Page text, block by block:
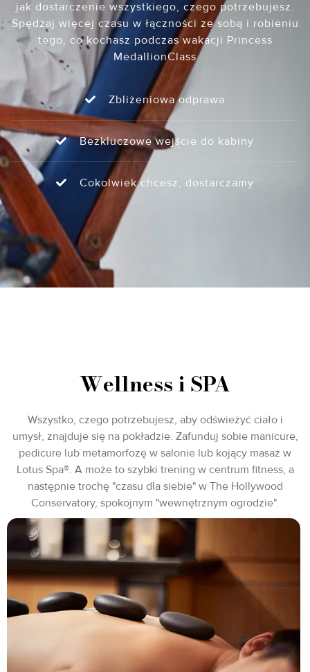
jak dostarczenie wszystkiego, czego potrzebujesz.
Spędzaj więcej czasu w łączności ze sobą i robieniu
tego, co kochasz podczas wakacji Princess
MedallionClass
Zbliżeniowa odprawa
Bezkluczowe wejście do kabiny
Cokolwiek chcesz, dostarczamy
Wellness i SPA
Wszystko, czego potrzebujesz, aby odświeżyć ciało i
umysł, znajduje się na pokładzie. Zafunduj sobie manicure,
pedicure lub metamorfozę w salonie lub kojący masaż w
Lotus Spa®. A może to szybki trening w centrum fitness, a
następnie trochę "czasu dla siebie" w The Hollywood
Conservatory, spokojnym "wewnętrznym ogrodzie".